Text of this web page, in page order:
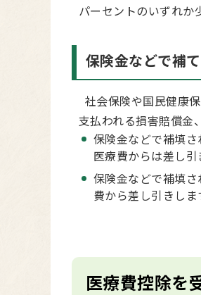
パーセントのいずれか
保険金などで補
社会保険や国民健康
支払われる損害賠償金
保険金などで補填
医療費からは差し引
保険金などで補填
費から差し引きし
医療費控除を